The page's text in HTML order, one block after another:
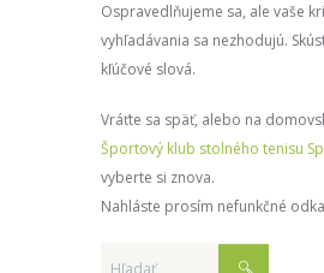
Ospravedlňujeme sa, ale vaše
vyhľadávania sa nezhodujú.
kľúčové slová.
Vráťte sa späť, alebo na
Športový klub stolného tenisu
vyberte si znova.
Nahláste prosím nefunkčné